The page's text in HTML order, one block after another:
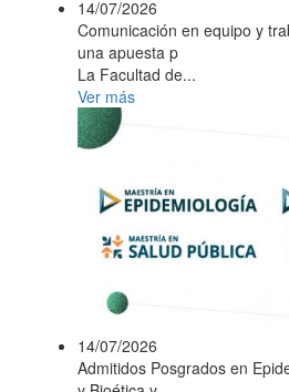
14/07/2026
Comunicación en equipo y
una apuesta p
La Facultad de...
Ver más
14/07/2026
Admitidos Posgrados en